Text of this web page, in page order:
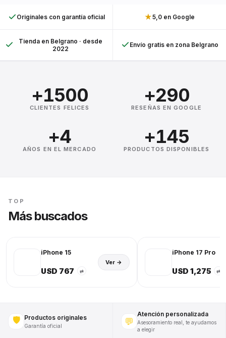
Originales con garantía oficial ★5,0 en Google
Tienda en Belgrano · desde
2022
Envío gratis en zona Belgrano
+1500
CLIENTES FELICES
+290
RESEÑAS EN GOOGLE
+4
AÑOS EN EL MERCADO
+145
PRODUCTOS DISPONIBLES
TOP
Más buscados
iPhone 15
USD 767 ⇄
Ver →
iPhone 17 Pro
USD 1,275 ⇄
🛡️ Productos originales
Garantía oficial 💬
Atención personalizada
Asesoramiento real, te ayudamos
a elegir